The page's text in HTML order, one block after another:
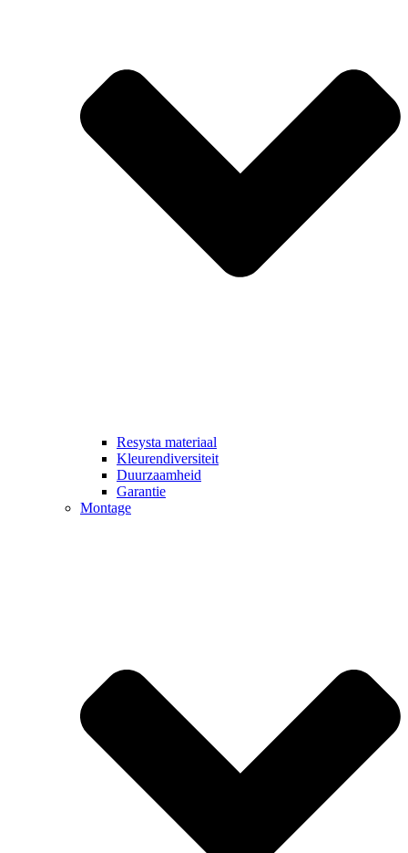
Resysta materiaal
Kleurendiversiteit
Duurzaamheid
Garantie
Montage